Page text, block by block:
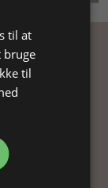
få
din
til at
bruge
til